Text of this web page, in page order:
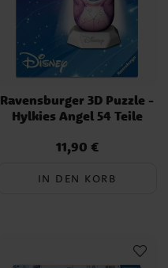
Ravensburger 3D Puzzle -
Hylkies Angel 54 Teile
Preis:11,90 €
11,90 €
IN DEN KORB